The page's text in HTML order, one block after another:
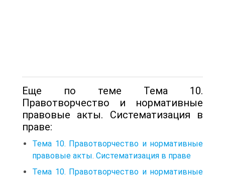
Еще по теме Тема 10.
Правотворчество и нормативные
правовые акты. Систематизация в
праве:
Тема 10. Правотворчество и нормативные
правовые акты. Систематизация в праве
Тема 10. Правотворчество и нормативные